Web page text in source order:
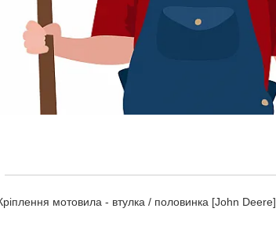
мотовила - втулка / половинка [John Deere]